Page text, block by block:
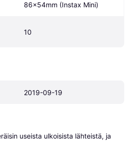
86x54mm (Instax Mini)
10
2019-09-19
useista ulkoisista lähteistä, ja